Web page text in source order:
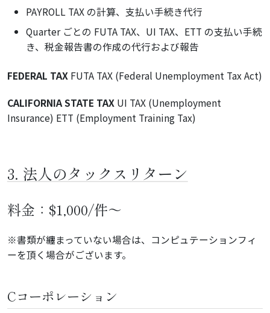
PAYROLL TAX の計算、支払い手続き代行
Quarter ごとの FUTA TAX、UI TAX、ETT の支払い手続
き、税金報告書の作成の代行および報告
FEDERAL TAXFUTA TAX (Federal Unemployment Tax Act)
CALIFORNIA STATE TAXUI TAX (Unemployment
Insurance) ETT (Employment Training Tax)
3. 法人のタックスリターン
料金：$1,000/件～
※書類が纏まっていない場合は、コンピュテーションフィ
ーを頂く場合がございます。
Cコーポレーション